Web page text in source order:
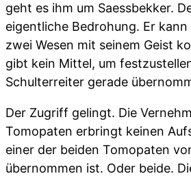
geht es ihm um Saessbekker.
eigentliche Bedrohung. Er
zwei Wesen mit seinem Geist
gibt kein Mittel, um
Schulterreiter gerade
Der Zugriff gelingt. Die
Tomopaten erbringt keinen
einer der beiden Tomopaten
übernommen ist. Oder beide.